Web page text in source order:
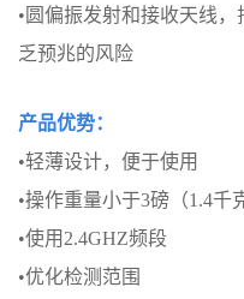
•圆偏振发射和接收天线
乏预兆的风险
产品优势：
•轻薄设计，便于使用
•操作重量小于3磅（1.4千
•使用2.4GHZ频段
•优化检测范围